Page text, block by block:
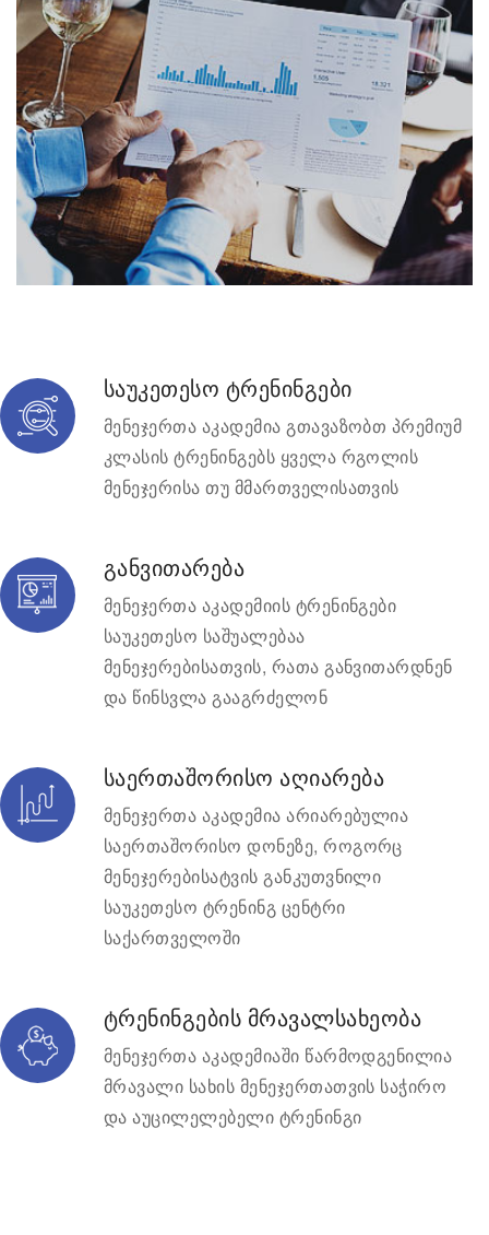
საუკეთესო ტრენინგები
მენეჯერთა აკადემია გთავაზობთ პრემიუმ
კლასის ტრენინგებს ყველა რგოლის
მენეჯერისა თუ მმართველისათვის
განვითარება
მენეჯერთა აკადემიის ტრენინგები
საუკეთესო საშუალებაა
მენეჯერებისათვის, რათა განვითარდნენ
და წინსვლა გააგრძელონ
საერთაშორისო აღიარება
მენეჯერთა აკადემია არიარებულია
საერთაშორისო დონეზე, როგორც
მენეჯერებისატვის განკუთვნილი
საუკეთესო ტრენინგ ცენტრი
საქართველოში
ტრენინგების მრავალსახეობა
მენეჯერთა აკადემიაში წარმოდგენილია
მრავალი სახის მენეჯერთათვის საჭირო
და აუცილელებელი ტრენინგი